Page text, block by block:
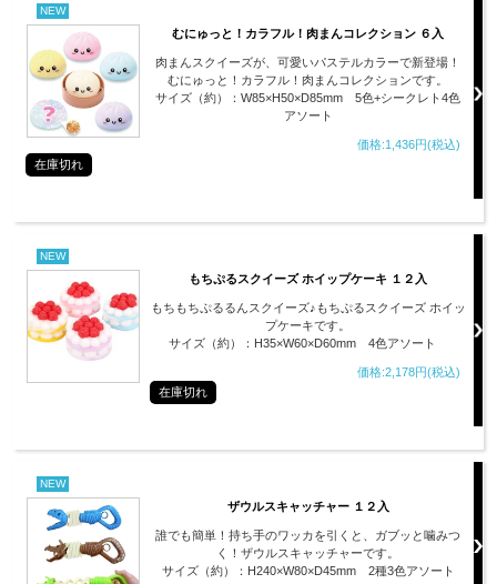
NEW
むにゅっと！カラフル！肉まんコレクション ６入
肉まんスクイーズが、可愛いパステルカラーで新登場！
むにゅっと！カラフル！肉まんコレクションです。
サイズ（約）：W85×H50×D85mm 5色+シークレト4色
アソート
価格:1,436円(税込)
在庫切れ
NEW
もちぷるスクイーズ ホイップケーキ １２入
もちもちぷるるんスクイーズ♪もちぷるスクイーズ ホイッ
プケーキです。
サイズ（約）：H35×W60×D60mm 4色アソート
価格:2,178円(税込)
在庫切れ
NEW
ザウルスキャッチャー １２入
誰でも簡単！持ち手のワッカを引くと、ガブッと噛みつ
く！ザウルスキャッチャーです。
サイズ（約）：H240×W80×D45mm 2種3色アソート